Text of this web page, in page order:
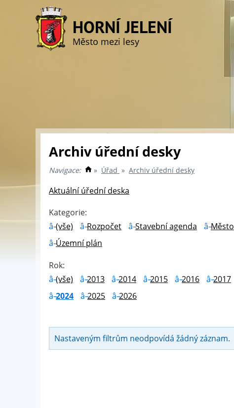
HORNÍ JELENÍ
Město mezi lesy
Archiv úřední desky
Navigace: » Úřad » Archiv úřední desky
Aktuální úřední deska
Kategorie:
(vše)
Rozpočet Stavební agenda Město
Územní plán
Rok:
(vše)
2013 2014 2015 2016 2017
2024
2025 2026
Nastaveným filtrům neodpovídá žádný záznam.